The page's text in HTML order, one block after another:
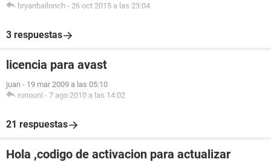
bryanbailonch - 26 oct 2015 a las 23:04
3 respuestas
licencia para avast
juan - 19 mar 2009 a las 05:10
runouni - 7 ago 2010 a las 14:02
21 respuestas
Hola ,codigo de activacion para actualizar